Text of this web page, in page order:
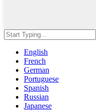
English
French
German
Portuguese
Spanish
Russian
Japanese